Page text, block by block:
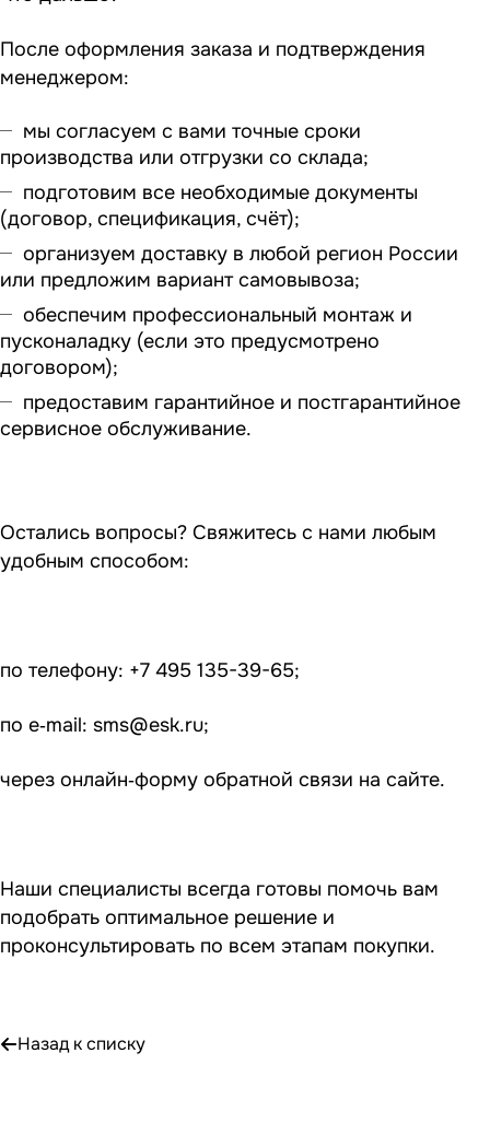
После оформления заказа и подтверждения
менеджером:
мы согласуем с вами точные сроки
производства или отгрузки со склада;
подготовим все необходимые документы
(договор, спецификация, счёт);
организуем доставку в любой регион России
или предложим вариант самовывоза;
обеспечим профессиональный монтаж и
пусконаладку (если это предусмотрено
договором);
предоставим гарантийное и постгарантийное
сервисное обслуживание.
Остались вопросы? Свяжитесь с нами любым
удобным способом:
по телефону: +7 495 135-39-65;
по e‑mail: sms@esk.ru;
через онлайн‑форму обратной связи на сайте.
Наши специалисты всегда готовы помочь вам
подобрать оптимальное решение и
проконсультировать по всем этапам покупки.
Назад к списку